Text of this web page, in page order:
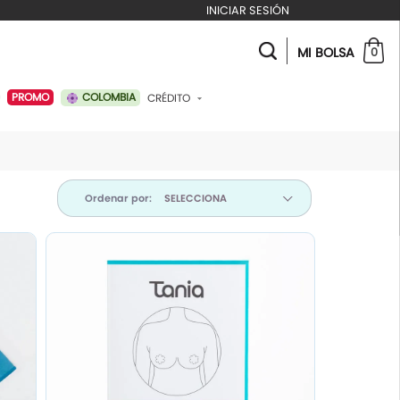
INICIAR SESIÓN
PROMO COLOMBIA CRÉDITO
MI BOLSA 0
Ordenar por: